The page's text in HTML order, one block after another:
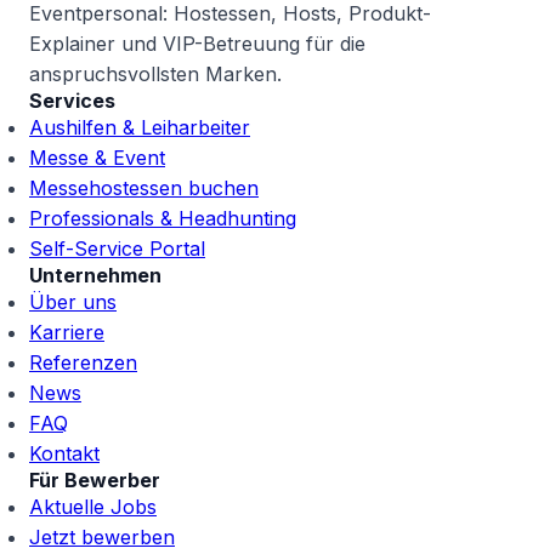
Eventpersonal: Hostessen, Hosts, Produkt-
Explainer und VIP-Betreuung für die
anspruchsvollsten Marken.
Services
Aushilfen & Leiharbeiter
Messe & Event
Messehostessen buchen
Professionals & Headhunting
Self-Service Portal
Unternehmen
Über uns
Karriere
Referenzen
News
FAQ
Kontakt
Für Bewerber
Aktuelle Jobs
Jetzt bewerben